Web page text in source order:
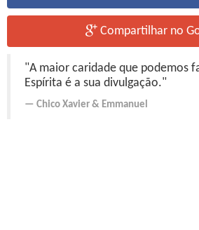
Compartilhar no
"A maior caridade que podemos
Espírita é a sua divulgação."
Chico Xavier & Emmanuel